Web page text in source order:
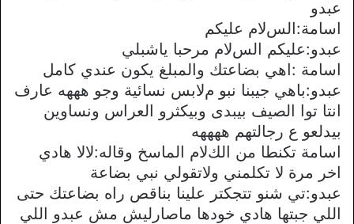
عبدو
اسامة:السﻻم عليكم
عبدو:عليكم السﻻم مرحبا ياشبلي
اسامة :اهي بضاعتك والمبلغ يكون عندي كامل
عبدو:باهي جيبنا نبو مﻻبس نسائية وجو هههه عارف
انتا توا الصيف بيبدى وبيكثرو العراس ونساوين
بيدلعو ع رجالتهم ههههه
اسامة تكنطا من الكﻻم الماسخ وقاله:ﻻﻻ هادي
اخر مرة ﻻ تكلمني وﻻتقولي نبي بضاعة
عبدو:تي شنو تتجكتر علينا بناقص راه بضاعتك حتى
اللي جبتها هادي خودها ماصارليش مش عبدو اللي